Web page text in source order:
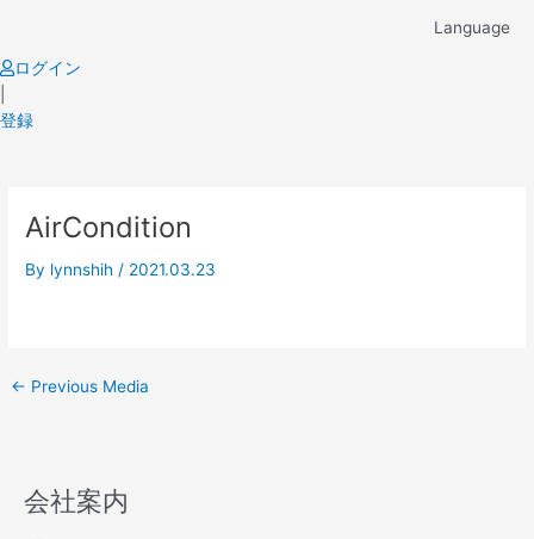
content
Language
ログイン
登録
AirCondition
By lynnshih / 2021.03.23
navigation
← Previous Media
会社案内